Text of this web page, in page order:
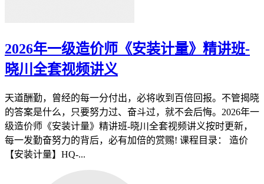
2026年一级造价师《安装计量》精讲班-
晓川全套视频讲义
天道酬勤，曾经的每一分付出，必将收到百倍回报。不管揭晓
的答案是什么，只要努力过、奋斗过，就不会后悔。2026年一
级造价师《安装计量》精讲班-晓川全套视频讲义按时更新，
每一发勤奋努力的背后，必有加倍的赏赐! 课程目录： 造价
【安装计量】HQ-...